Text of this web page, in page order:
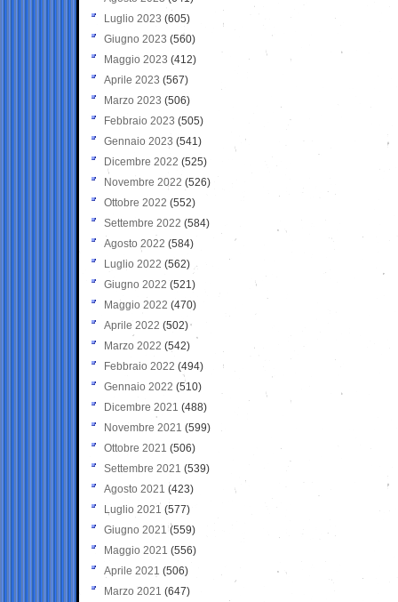
Luglio 2023 (605)
Giugno 2023 (560)
Maggio 2023 (412)
Aprile 2023 (567)
Marzo 2023 (506)
Febbraio 2023 (505)
Gennaio 2023 (541)
Dicembre 2022 (525)
Novembre 2022 (526)
Ottobre 2022 (552)
Settembre 2022 (584)
Agosto 2022 (584)
Luglio 2022 (562)
Giugno 2022 (521)
Maggio 2022 (470)
Aprile 2022 (502)
Marzo 2022 (542)
Febbraio 2022 (494)
Gennaio 2022 (510)
Dicembre 2021 (488)
Novembre 2021 (599)
Ottobre 2021 (506)
Settembre 2021 (539)
Agosto 2021 (423)
Luglio 2021 (577)
Giugno 2021(559)
Maggio 2021 (556)
Aprile 2021 (506)
Marzo 2021 (647)